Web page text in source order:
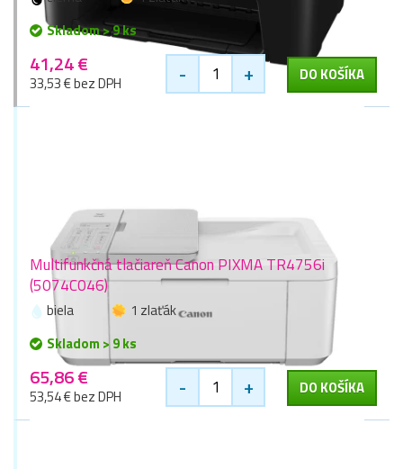
Skladom > 9 ks
41,24 €
33,53 € bez DPH - + DO KOŠÍKA
Multifunkčná tlačiareň Canon PIXMA TR4756i
(5074C046)
biela
1 zlaťák
Skladom > 9 ks
65,86 €
53,54 € bez DPH - + DO KOŠÍKA